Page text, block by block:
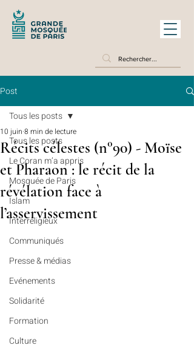
Post
Tous les posts
Le Coran m’a appris
Mosquée de Paris
Islam
Interreligieux
Communiqués
Presse & médias
Evénements
Solidarité
Formation
Culture
Tous les posts
Récits célestes (n°90) - Moïse
et Pharaon : le récit de la
révélation face à
l’asservissement
10 juin 8 min de lecture